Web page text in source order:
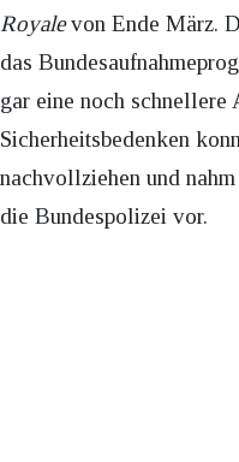
Royalevon Ende März.
das
gar eine noch schnellere
Sicherheitsbedenken
nachvollziehen und
die Bundespolizei vor.